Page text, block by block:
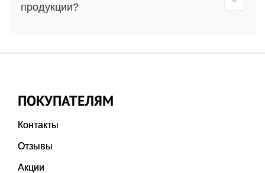
продукции?
ПОКУПАТЕЛЯМ
Контакты
Отзывы
Акции